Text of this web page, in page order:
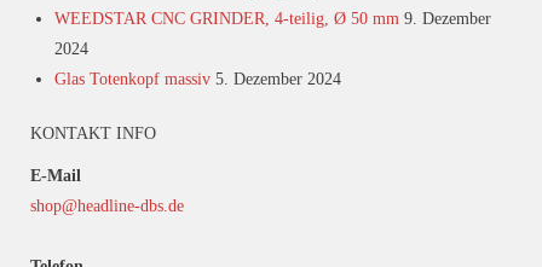
WEEDSTAR CNC GRINDER, 4-teilig, Ø 50 mm 9. Dezember
2024
Glas Totenkopf massiv 5. Dezember 2024
KONTAKT INFO
E-Mail
shop@headline-dbs.de